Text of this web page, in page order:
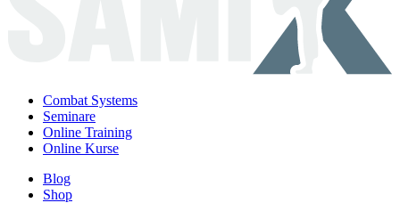
Combat Systems
Seminare
Online Training
Online Kurse
Blog
Shop